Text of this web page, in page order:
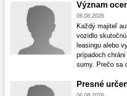
Význam
06.08.2026
Každý majiteľ
vozidlo
leasingu alebo
prípadoch
sumy. Prečo sa
Presné